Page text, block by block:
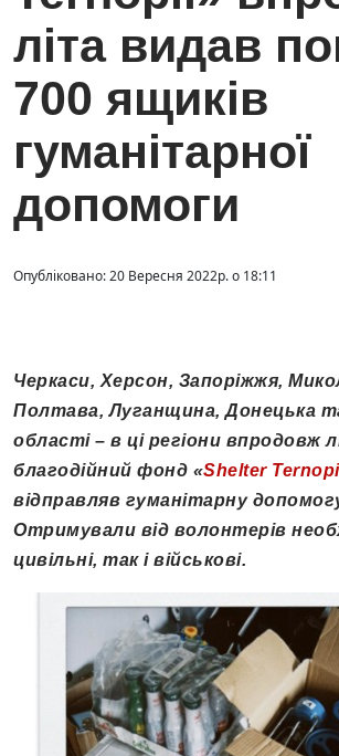
літа видав
700 ящиків
гуманітарної
допомоги
Опубліковано: 20 Вересня 2022р. о 18:11
Черкаси, Херсон, Запоріжжя,
Полтава, Луганщина, Донецька
області – в ці регіони впродовж
благодійний фонд «Shelter
відправляв гуманітарну
Отримували від волонтерів
цивільні, так і військові.